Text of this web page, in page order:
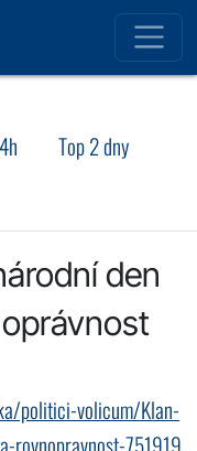
Top 2 dny
den
politici-volicum/Klan-